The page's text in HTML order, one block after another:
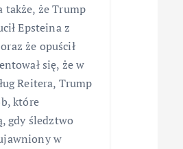
także, że Trump
Epsteina z
że opuścił
się, że w
Reitera, Trump
które
gdy śledztwo
w